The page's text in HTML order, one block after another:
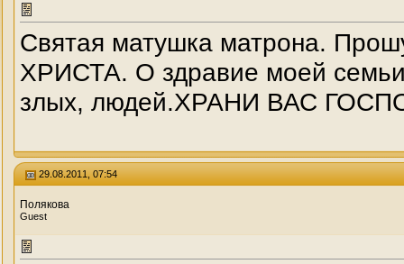
Святая матушка матрона.
ХРИСТА. О здравие моей
злых, людей.ХРАНИ ВАС
29.08.2011, 07:54
Полякова
Guest